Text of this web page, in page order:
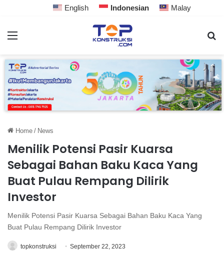
English Indonesian Malay
Home / News
Menilik Potensi Pasir Kuarsa
Sebagai Bahan Baku Kaca Yang
Buat Pulau Rempang Dilirik
Investor
Menilik Potensi Pasir Kuarsa Sebagai Bahan Baku Kaca Yang
Buat Pulau Rempang Dilirik Investor
topkonstruksi September 22, 2023